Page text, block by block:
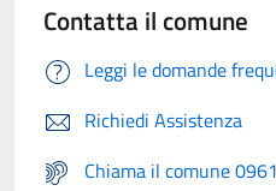
Contatta il comune
Leggi le domande
Richiedi Assistenza
Chiama il comune